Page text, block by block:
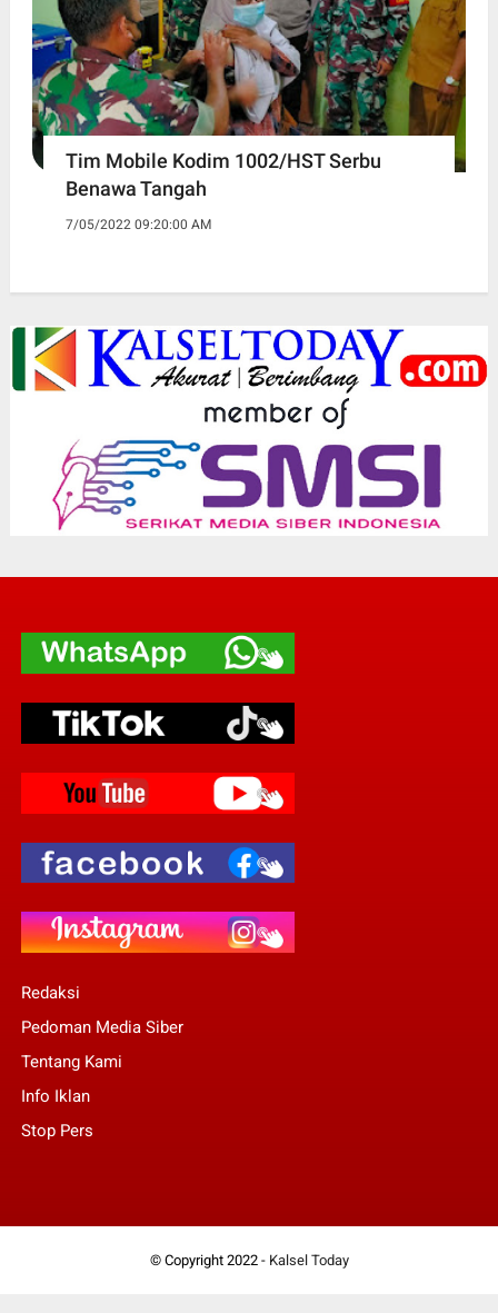
Tim Mobile Kodim 1002/HST Serbu
Benawa Tangah
7/05/2022 09:20:00 AM
Redaksi
Pedoman Media Siber
Tentang Kami
Info Iklan
Stop Pers
© Copyright 2022 - Kalsel Today